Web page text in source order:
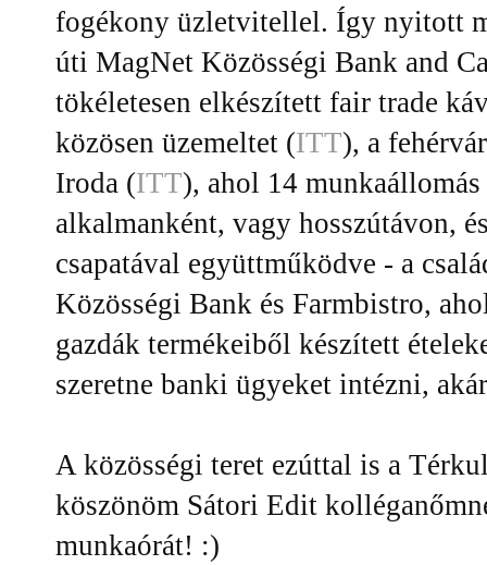
fogékony üzletvitellel. Így nyitott
úti MagNet Közösségi Bank and
tökéletesen elkészített fair trade
közösen üzemeltet (ITT), a
Iroda (ITT), ahol 14
alkalmanként, vagy hosszútávon,
csapatával együttműködve - a
Közösségi Bank és Farmbistro,
gazdák termékeiből készített
szeretne banki ügyeket intézni,
A közösségi teret ezúttal is a
köszönöm Sátori Edit
munkaórát! :)